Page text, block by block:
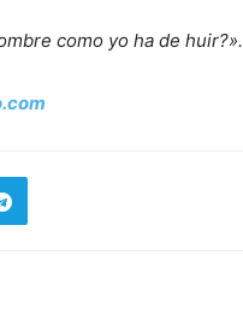
como yo ha de huir?».